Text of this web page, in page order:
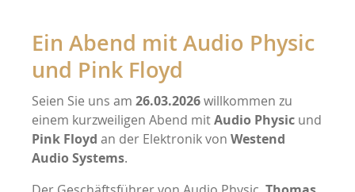
Ein Abend mit Audio Physic
und Pink Floyd
Seien Sie uns am 26.03.2026willkommen zu
einem kurzweiligen Abend mitAudio Physic und
Pink Floyd an der Elektronik von Westend
Audio Systems.